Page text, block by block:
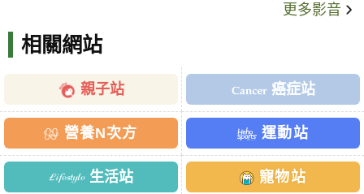
更多影音
相關網站
親子站 癌症站
營養N次方 運動站
生活站 寵物站